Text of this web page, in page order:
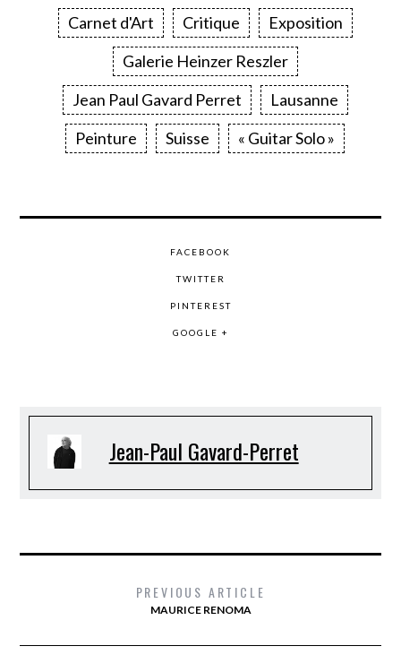
Carnet d'Art Critique
Exposition
Galerie Heinzer Reszler
Jean Paul Gavard Perret
Lausanne
Peinture
Suisse « Guitar Solo »
FACEBOOK
TWITTER
PINTEREST
GOOGLE +
Jean-Paul Gavard-Perret
PREVIOUS ARTICLE
MAURICE RENOMA